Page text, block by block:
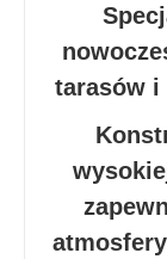
tarasów i